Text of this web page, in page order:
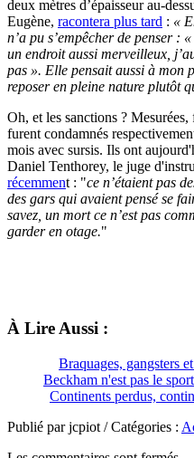
deux mètres d’épaisseur au-
Eugène, racontera plus tard : «
n’a pu s’empêcher de penser :
un endroit aussi merveilleux,
pas ». Elle pensait aussi à mon
reposer en pleine nature plutôt
Oh, et les sanctions ?
furent condamnés
mois avec sursis. Ils ont
Daniel Tenthorey, le juge
récemment : "ce n’étaient pas
des gars qui avaient pensé se
savez, un mort ce n’est pas
garder en otage."
À Lire Aussi :
Braquages, gangsters
Beckham n'est pas le
Continents perdus,
Publié par jcpiot / Catégories :